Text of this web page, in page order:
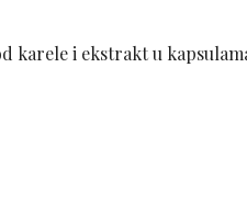
karele i ekstrakt u